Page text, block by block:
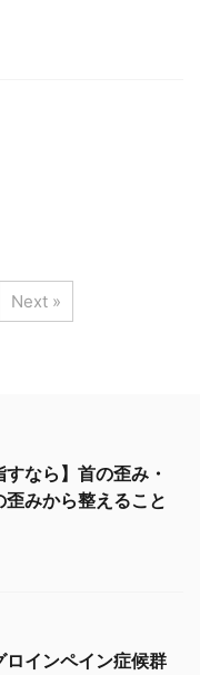
Next »
すなら】首の歪み・
みから整えること
ロインペイン症候群